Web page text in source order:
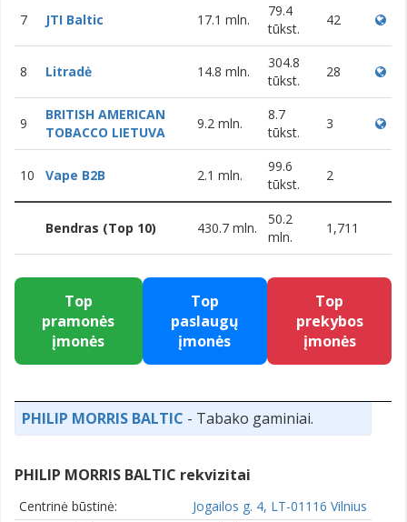
7 JTI Baltic 17.1 mln.
79.4
tūkst.
42
8 Litradė 14.8 mln.
304.8
tūkst.
28
9
BRITISH AMERICAN
TOBACCO LIETUVA
9.2 mln.
8.7
tūkst.
3
10 Vape B2B 2.1 mln.
99.6
tūkst.
2
Bendras (Top 10) 430.7 mln.
50.2
mln.
1,711
Top
pramonės
įmonės
Top
paslaugų
įmonės
Top
prekybos
įmonės
PHILIP MORRIS BALTIC - Tabako gaminiai.
PHILIP MORRIS BALTIC rekvizitai
Centrinė būstinė:
Jogailos g. 4, LT-01116 Vilnius